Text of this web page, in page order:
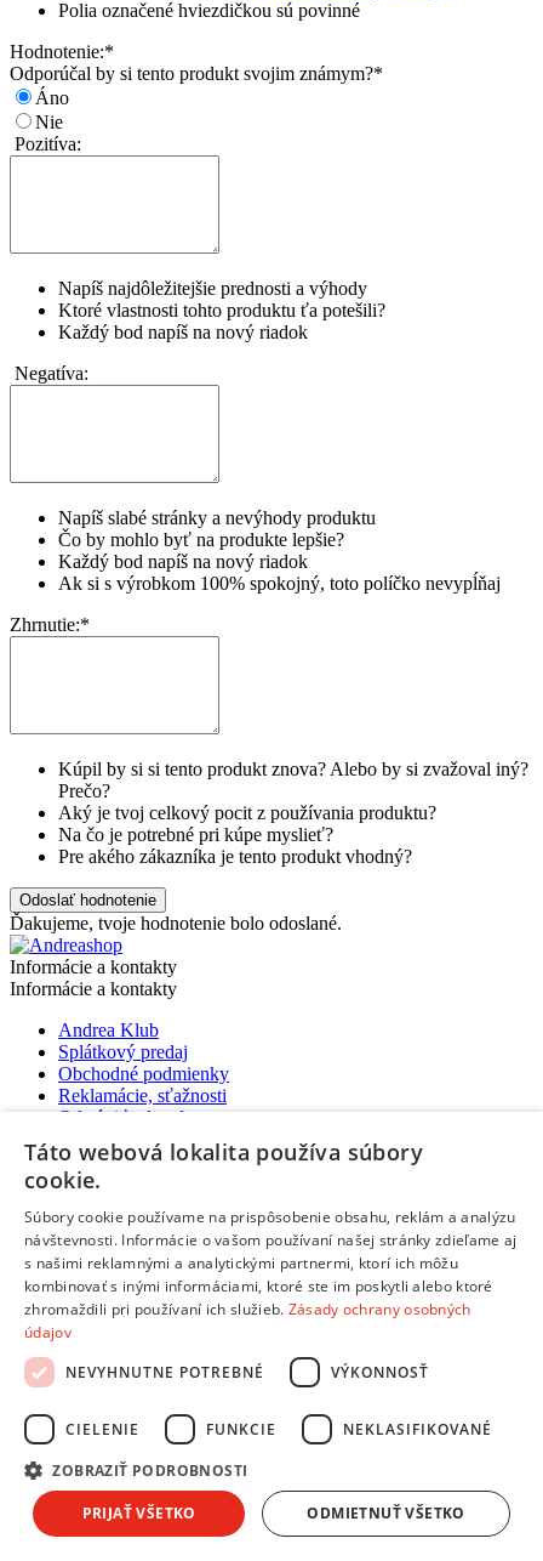
Polia označené hviezdičkou sú povinné
Hodnotenie:*
Odporúčal by si tento produkt svojim známym?*
Áno
Nie
Pozitíva:
Napíš najdôležitejšie prednosti a výhody
Ktoré vlastnosti tohto produktu ťa potešili?
Každý bod napíš na nový riadok
Negatíva:
Napíš slabé stránky a nevýhody produktu
Čo by mohlo byť na produkte lepšie?
Každý bod napíš na nový riadok
Ak si s výrobkom 100% spokojný, toto políčko nevypĺňaj
Zhrnutie:*
Kúpil by si si tento produkt znova? Alebo by si zvažoval iný?
Prečo?
Aký je tvoj celkový pocit z používania produktu?
Na čo je potrebné pri kúpe myslieť?
Pre akého zákazníka je tento produkt vhodný?
Odoslať hodnotenie
Ďakujeme, tvoje hodnotenie bolo odoslané.
Informácie a kontakty
Informácie a kontakty
Andrea Klub
Splátkový predaj
Obchodné podmienky
Reklamácie, sťažnosti
Odstúpiť od zmluvy tu
Ochrana osobných údajov
Predĺžená záruka a poistenie
Ako nakupovať
Predajne a kontakty
Centrum pre zákazníkov
Možnosti platby
Možnosti platby
Predaj na splátky
Platba online cez internet:
Možnosti doručenia
Možnosti doručenia
Táto webová lokalita používa súbory
cookie.
Súbory cookie používame na prispôsobenie obsahu, reklám a analýzu
návštevnosti. Informácie o vašom používaní našej stránky zdieľame aj
s našimi reklamnými a analytickými partnermi, ktorí ich môžu
kombinovať s inými informáciami, ktoré ste im poskytli alebo ktoré
zhromaždili pri používaní ich služieb. Zásady ochrany osobných
údajov
NEVYHNUTNE POTREBNÉ
VÝKONNOSŤ
CIELENIE FUNKCIE NEKLASIFIKOVANÉ
ZOBRAZIŤ PODROBNOSTI
PRIJAŤ VŠETKO ODMIETNUŤ VŠETKO